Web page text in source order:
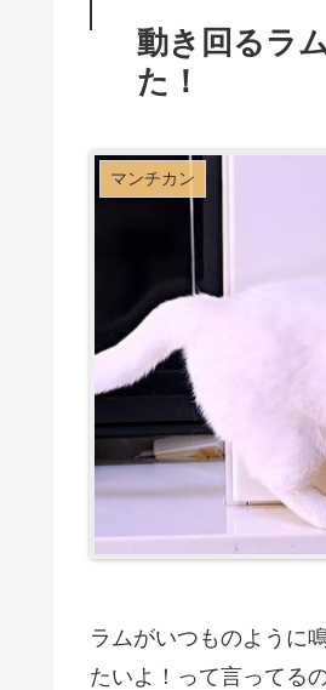
動き回るラ
た！
マンチカン
ラムがいつものように
たいよ！って言ってる